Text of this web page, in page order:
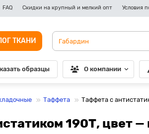
FAQ Скидки на крупный и мелкий опт Условия
ТКАНИ
образцы О компании
Таффета Таффета с
190Т, цвет —